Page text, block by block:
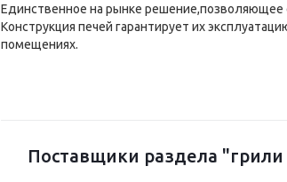
Единственное на рынке решение,позволяющее
Конструкция печей гарантирует их
помещениях.
Поставщики раздела